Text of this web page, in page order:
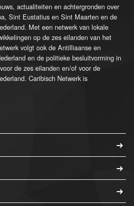
actualiteiten en achtergronden over
Sint Eustatius en Sint Maarten en de
Met een netwerk van lokale
op de zes eilanden van het
volgt ook de Antilliaanse en
en de politieke besluitvorming in
de zes eilanden en/of voor de
Caribisch Netwerk is